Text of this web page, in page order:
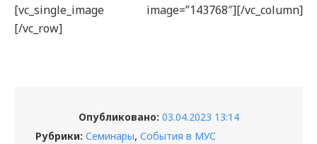
[vc_single_image image=”143768″][/vc_column]
[/vc_row]
Опубликовано: 03.04.2023 13:14
Рубрики: Семинары, События в МУС